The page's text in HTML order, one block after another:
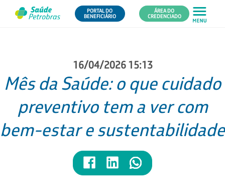
PORTAL DO
BENEFICIÁRIO
ÁREA DO
CREDENCIADO
16/04/2026 15:13
Mês da Saúde: o que cuidado
preventivo tem a ver com
bem-estar e sustentabilidade